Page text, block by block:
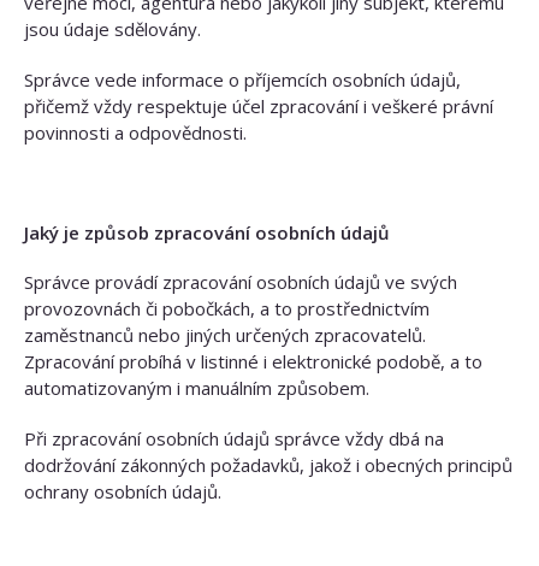
jsou údaje sdělovány.
Správce vede informace o příjemcích osobních údajů,
přičemž vždy respektuje účel zpracování i veškeré právní
povinnosti a odpovědnosti.
Jaký je způsob zpracování osobních údajů
Správce provádí zpracování osobních údajů ve svých
provozovnách či pobočkách, a to prostřednictvím
zaměstnanců nebo jiných určených zpracovatelů.
Zpracování probíhá v listinné i elektronické podobě, a to
automatizovaným i manuálním způsobem.
Při zpracování osobních údajů správce vždy dbá na
dodržování zákonných požadavků, jakož i obecných principů
ochrany osobních údajů.